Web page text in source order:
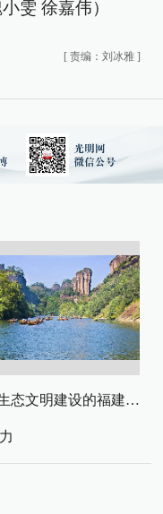
雯 徐嘉伟）
[ 责编：刘冰雅 ]
数字生态文明建设的福建路径与启示